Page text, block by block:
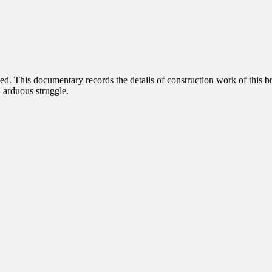
This documentary records the details of construction work of this
struggle.